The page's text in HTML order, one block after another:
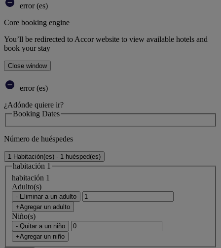
error (es)
Core booking engine
You’ll be redirected to Accor website to view available hotels and
book your stay
Close window
error (es)
¿Adónde quiere ir?
Booking Dates
Número de huéspedes
1 Habitación(es) - 1 huésped(es)
habitación 1
habitación 1
Adulto(s)
- Eliminar a un adulto
+Agregar un adulto
Niño(s)
- Quitar a un niño
+Agregar un niño